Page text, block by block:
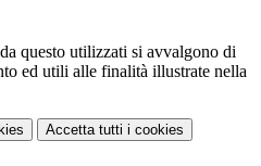
questo utilizzati si avvalgono di
ed utili alle finalità illustrate nella
Accetta tutti i cookies